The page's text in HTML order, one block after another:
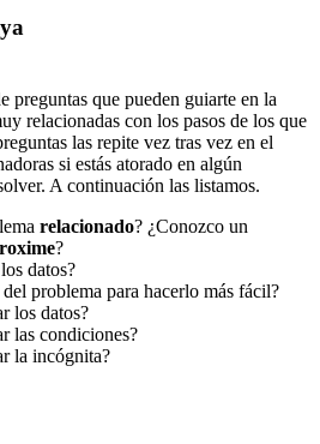
preguntas que pueden guiarte en la
relacionadas con los pasos de los que
las repite vez tras vez en el
si estás atorado en algún
A continuación las listamos.
relacionado? ¿Conozco un
?
datos?
problema para hacerlo más fácil?
los datos?
las condiciones?
la incógnita?